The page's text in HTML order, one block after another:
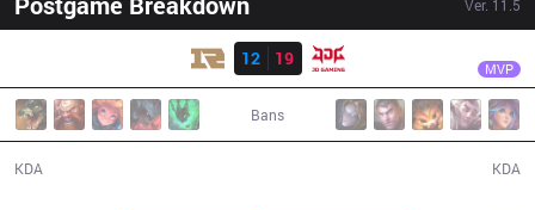
Ver. 11.5
12
19 MVP
Bans
KDA KDA